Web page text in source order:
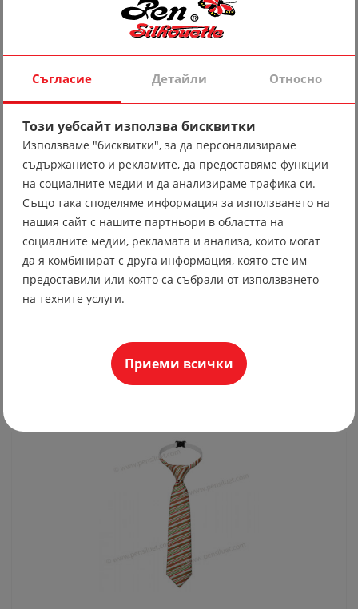
При пране е желателно е да се използва
цветоуловителна кърпичка и/или да се демонтират
белите ганитури преди пране, за да се избегне
оцветяване.
Съгласие Детайли Относно
Този уебсайт използва бисквитки
Използваме "бисквитки", за да персонализираме
съдържанието и рекламите, да предоставяме функции
на социалните медии и да анализираме трафика си.
Също така споделяме информация за използването на
нашия сайт с нашите партньори в областта на
социалните медии, рекламата и анализа, които могат
да я комбинират с друга информация, която сте им
предоставили или която са събрали от използването
на техните услуги.
Приеми всички